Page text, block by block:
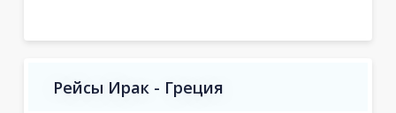
Рейсы Ирак - Греция